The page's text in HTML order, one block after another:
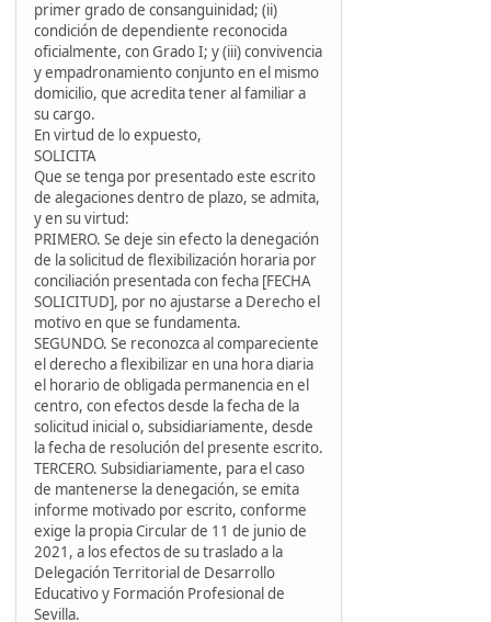
primer grado de consanguinidad; (ii)
condición de dependiente reconocida
oficialmente, con Grado I; y (iii) convivencia
y empadronamiento conjunto en el mismo
domicilio, que acredita tener al familiar a
su cargo.
En virtud de lo expuesto,
SOLICITA
Que se tenga por presentado este escrito
de alegaciones dentro de plazo, se admita,
y en su virtud:
PRIMERO. Se deje sin efecto la denegación
de la solicitud de flexibilización horaria por
conciliación presentada con fecha [FECHA
SOLICITUD], por no ajustarse a Derecho el
motivo en que se fundamenta.
SEGUNDO. Se reconozca al compareciente
el derecho a flexibilizar en una hora diaria
el horario de obligada permanencia en el
centro, con efectos desde la fecha de la
solicitud inicial o, subsidiariamente, desde
la fecha de resolución del presente escrito.
TERCERO. Subsidiariamente, para el caso
de mantenerse la denegación, se emita
informe motivado por escrito, conforme
exige la propia Circular de 11 de junio de
2021, a los efectos de su traslado a la
Delegación Territorial de Desarrollo
Educativo y Formación Profesional de
Sevilla.